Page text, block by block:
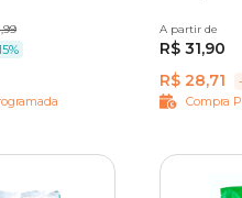
200 g
A partir de
R$ 31,90
R$ 28,71
Compra